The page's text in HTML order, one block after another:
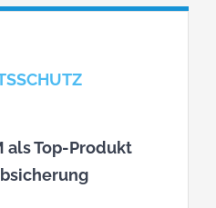
Abschluss
als Top-Produkt